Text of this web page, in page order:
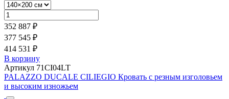
352 887 ₽
377 545 ₽
414 531 ₽
В корзину
Артикул 71CI04LT
PALAZZO DUCALE CILIEGIO Кровать с резным изголовьем
и высоким изножьем